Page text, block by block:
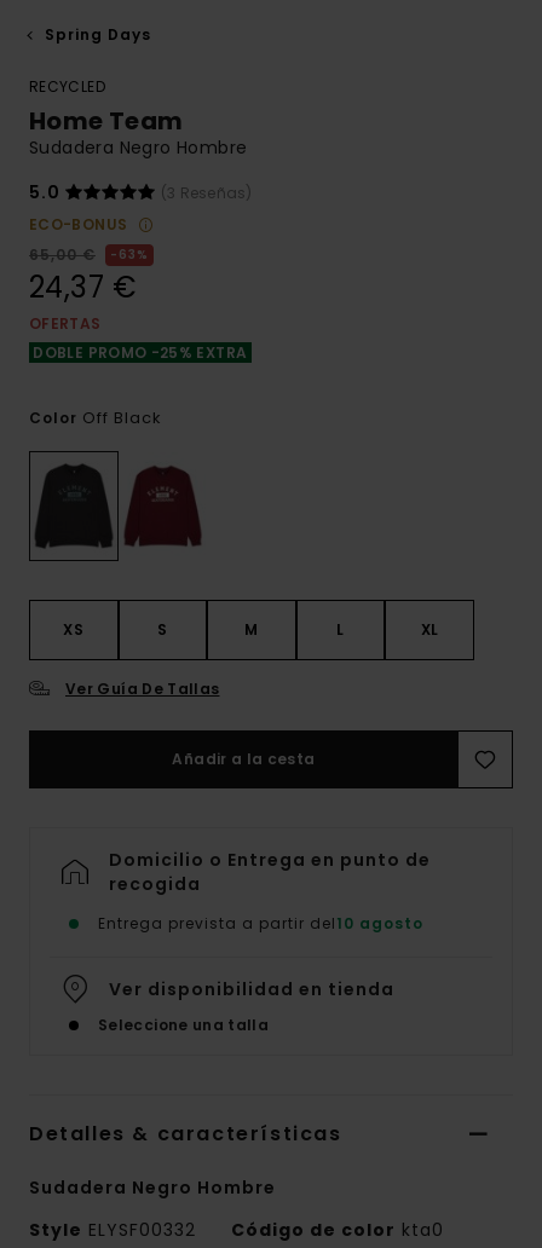
Spring Days
RECYCLED
Home Team
Sudadera Negro Hombre
5.0
(3 Reseñas)
ECO-BONUS
65,00 €
63%
24,37 €
OFERTAS
DOBLE PROMO -25% EXTRA
Color Off Black
XS S M L XL
Ver Guía De Tallas
Añadir a la cesta
Domicilio o Entrega en punto de
recogida
Entrega prevista a partir del10 agosto
Ver disponibilidad en tienda
Seleccione una talla
Detalles & características
Sudadera Negro Hombre
Style ELYSF00332 Código de color kta0